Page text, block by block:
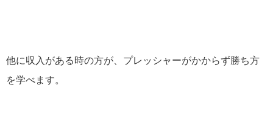
他に収入がある時の方が、プレッシャーがかからず勝ち方
を学べます。